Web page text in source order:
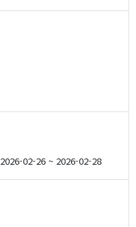
2026-02-26 ~ 2026-02-28